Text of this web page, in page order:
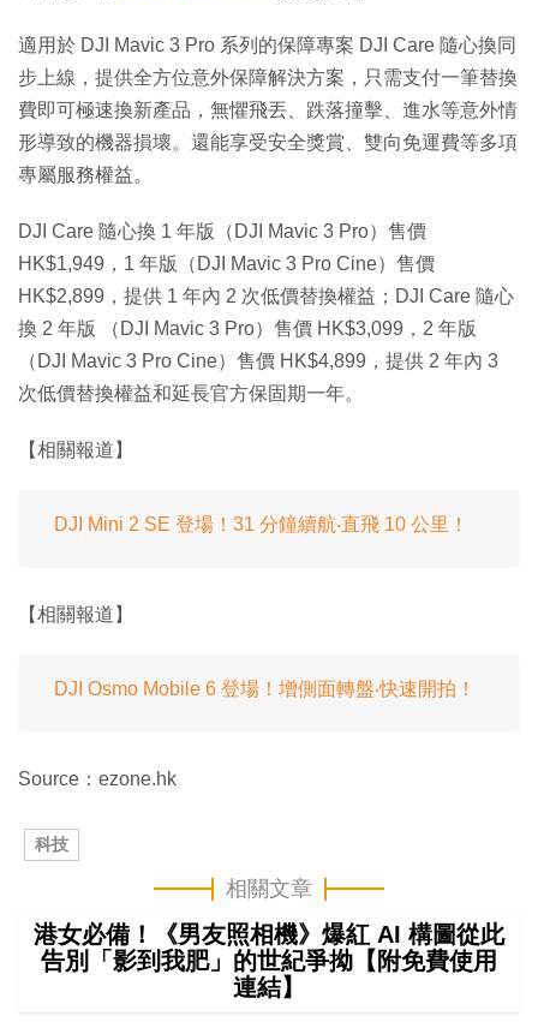
適用於 DJI Mavic 3 Pro 系列的保障專案 DJI Care 隨心換同
步上線，提供全方位意外保障解決方案，只需支付一筆替換
費即可極速換新產品，無懼飛丟、跌落撞擊、進水等意外情
形導致的機器損壞。還能享受安全獎賞、雙向免運費等多項
專屬服務權益。
DJI Care 隨心換 1 年版（DJI Mavic 3 Pro）售價
HK$1,949，1 年版（DJI Mavic 3 Pro Cine）售價
HK$2,899，提供 1 年內 2 次低價替換權益；DJI Care 隨心
換 2 年版 （DJI Mavic 3 Pro）售價 HK$3,099，2 年版
（DJI Mavic 3 Pro Cine）售價 HK$4,899，提供 2 年內 3
次低價替換權益和延長官方保固期一年。
【相關報道】
DJI Mini 2 SE 登場！31 分鐘續航‧直飛 10 公里！
【相關報道】
DJI Osmo Mobile 6 登場！增側面轉盤‧快速開拍！
Source：ezone.hk
科技
相關文章
港女必備！《男友照相機》爆紅 AI 構圖從此
告別「影到我肥」的世紀爭拗【附免費使用
連結】